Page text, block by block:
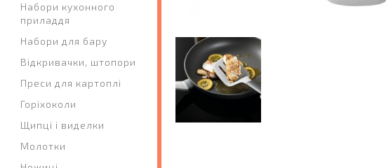
Набори кухонного
приладдя
Набори для бару
Відкривачки, штопори
Преси для картоплі
Горіхоколи
Щипці і виделки
Молотки